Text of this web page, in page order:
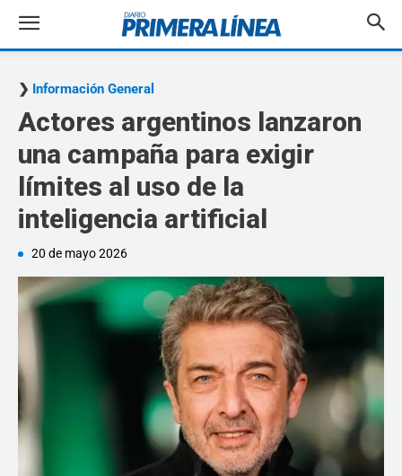
Información General
Actores argentinos lanzaron
una campaña para exigir
límites al uso de la
inteligencia artificial
20 de mayo 2026